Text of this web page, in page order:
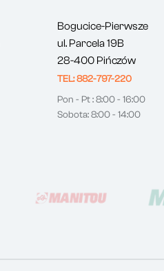
Bogucice-Pierwsze
ul. Parcela 19B
28-400 Pińczów
TEL: 882-797-220
Pon - Pt : 8:00 - 16:00
Sobota: 8:00 - 14:00